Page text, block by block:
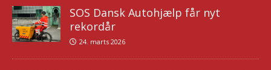
SOS Dansk Autohjælp får nyt
rekordår
24. marts 2026